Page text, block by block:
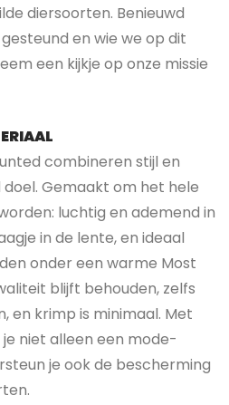
diersoorten. Benieuwd
en wie we op dit
een kijkje op onze missie
combineren stijl en
Gemaakt om het hele
luchtig en ademend in
in de lente, en ideaal
onder een warme Most
blijft behouden, zelfs
en krimp is minimaal. Met
niet alleen een mode-
je ook de bescherming